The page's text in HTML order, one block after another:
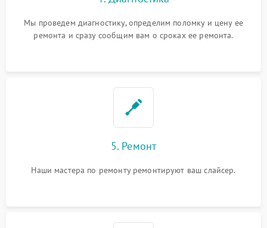
Мы проведем диагностику, определим поломку и цену ее
ремонта и сразу сообщим вам о сроках ее ремонта.
5. Ремонт
Наши мастера по ремонту ремонтируют ваш слайсер.